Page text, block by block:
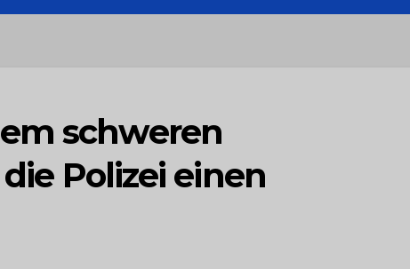
schweren
Polizei einen